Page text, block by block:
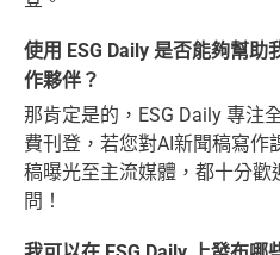
使用 ESG Daily 是否能夠幫
作夥伴？
那肯定是的，ESG Daily 專注
費刊登，若您對AI新聞稿寫作
稿曝光至主流媒體，都十分歡
問！